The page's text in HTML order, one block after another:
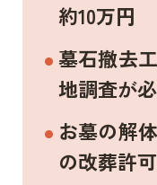
約10万円
墓石撤去
地調査が
お墓の解
の改葬許